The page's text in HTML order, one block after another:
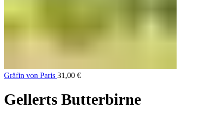
Gräfin von Paris 31,00 €
Gellerts Butterbirne